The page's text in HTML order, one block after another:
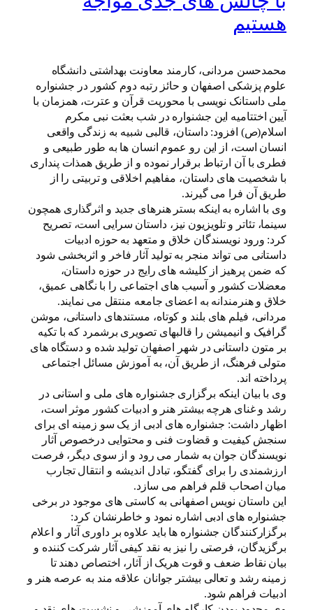
هستیم
محمدحسن مردانی، کارمند معاونت بهداشتی دانشگاه
علوم پزشکی اصفهان و حائز رتبه دوم کشور در جشنواره
ملی داستانک نویسی با محوریت قرآن و عترت، همزمان با
آیین اختتامیه این جشنواره در شب بعثت نبی مکرم
اسلام(ص) افزود: داستان، قالبی شبیه به زندگی واقعی
انسان است، از این رو عموم انسان ها به طور طبیعی و
فطری با آن ارتباط برقرار نموده و از طریق همذات پنداری
با شخصیت های داستان، مفاهیم اخلاقی و تربیتی را از
طریق آن فرا می گیرند.
وی با اشاره به اینکه بستر هنرهای جدید و اثرگذاری همچون
سینما، تئاتر و تلویزیون نیز، داستان سرایی است، تصریح
کرد: ورود نویسندگان خلاق و متعهد به حوزه ادبیات
داستانی می تواند منجر به تولید آثار فاخر و اثربخشی شود
که ضمن پرهیز از کلیشه های رایج در حوزه داستان،
معضلات کشور و آسیب های اجتماعی را با نگاهی عمیق،
خلاق و هنرمندانه به اعضای جامعه منتقل می نمایند.
مردانی، فیلم های بلند و کوتاه، مستندهای داستانی، موشن
گرافیک و انیمیشن را قالبهای تصویری برشمرد که با تکیه
بر متون داستانی در شهر اصفهان تولید شده و دستگاه های
متولی فرهنگ، از طریق آن، به آموزش مسائل اجتماعی
پرداخته اند.
وی با بیان اینکه برگزاری جشنواره های ملی و استانی در
رشد و غنای هرچه بیشتر هنر و ادبیات کشور موثر است،
اظهار داشت: جشنواره های ادبی از یک سو زمینه ای برای
سنجش کیفیت و قضاوت فنی و محتوایی درخصوص آثار
نویسندگان جوان به شمار می رود و از سوی دیگر، فرصت
ارزشمندی را برای گفتگو، تبادل اندیشه و انتقال تجارب
میان اصحاب قلم فراهم می سازد.
این داستان نویس اصفهانی به کاستی های موجود در برخی
جشنواره های ادبی اشاره نمود و خاطرنشان کرد:
برگزارکنندگان جشنواره ها باید علاوه بر داوری آثار و اعلام
برگزیدگان، فرصتی را نیز به نقد کیفی آثار شرکت کننده و
بیان نقاط ضعف و قوت هریک از آثار، اختصاص دهند تا
زمینه رشد و تعالی بیشتر جوانان علاقه مند به عرصه هنر و
ادبیات فراهم شود.